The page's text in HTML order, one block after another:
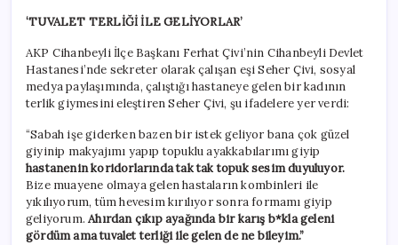
‘TUVALET TERLİĞİ İLE GELİYORLAR’
AKP Cihanbeyli İlçe Başkanı Ferhat Çivi’nin Cihanbeyli Devlet
Hastanesi’nde sekreter olarak çalışan eşi Seher Çivi, sosyal
medya paylaşımında, çalıştığı hastaneye gelen bir kadının
terlik giymesini eleştiren Seher Çivi, şu ifadelere yer verdi:
“Sabah işe giderken bazen bir istek geliyor bana çok güzel
giyinip makyajımı yapıp topuklu ayakkabılarımı giyip
hastanenin koridorlarında tak tak topuk sesim duyuluyor.
Bize muayene olmaya gelen hastaların kombinleri ile
yıkılıyorum, tüm hevesim kırılıyor sonra formamı giyip
geliyorum.Ahırdan çıkıp ayağında bir karış b*kla geleni
gördüm ama tuvalet terliği ile gelen de ne bileyim.”